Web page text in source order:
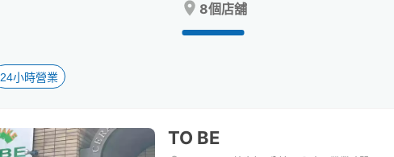
8個店舖
24小時營業
TO BE